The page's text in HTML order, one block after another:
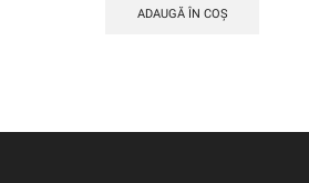
ADAUGĂ ÎN COȘ